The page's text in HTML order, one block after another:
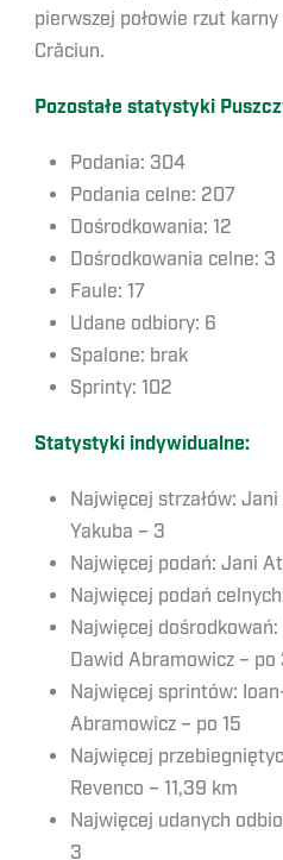
pierwszej połowie rzut
Crăciun.
Pozostałe statystyki
Podania: 304
Podania celne: 207
Dośrodkowania: 12
Dośrodkowania celne: 3
Faule: 17
Udane odbiory: 6
Spalone: brak
Sprinty: 102
Statystyki indywidualne:
Najwięcej strzałów:
Yakuba – 3
Najwięcej podań: Jani
Najwięcej podań
Najwięcej
Dawid Abramowicz – po
Najwięcej sprintów:
Abramowicz – po 15
Najwięcej
Revenco – 11,39 km
Najwięcej udanych
3